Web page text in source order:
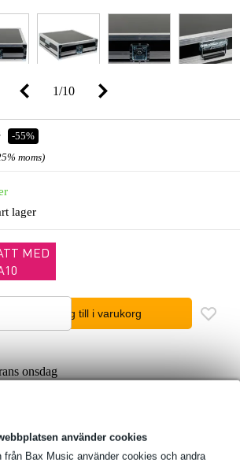
använder cookies
från Bax Music använder cookies och andra
1/10
-55%
moms)
lager
MED
lägg till i varukorg
onsdag
i lager